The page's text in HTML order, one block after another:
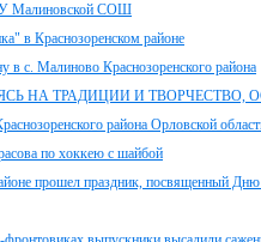
Малиновской СОШ
в Краснозоренском районе
с. Малиново Краснозоренского района
НА ТРАДИЦИИ И
района Орловской области
по хоккею с шайбой
прошел праздник, посвященный